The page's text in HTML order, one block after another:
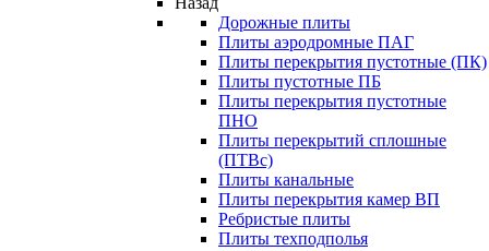
Дорожные плиты
Плиты аэродромные ПАГ
Плиты перекрытия пустотные (ПК)
Плиты пустотные ПБ
Плиты перекрытия пустотные
ПНО
Плиты перекрытий сплошные
(ПТВс)
Плиты канальные
Плиты перекрытия камер ВП
Ребристые плиты
Плиты техподполья